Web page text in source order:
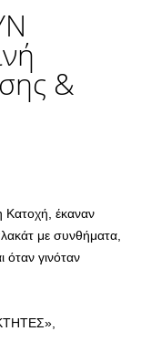
&
Κατοχή, έκαναν
με συνθήματα,
γινόταν